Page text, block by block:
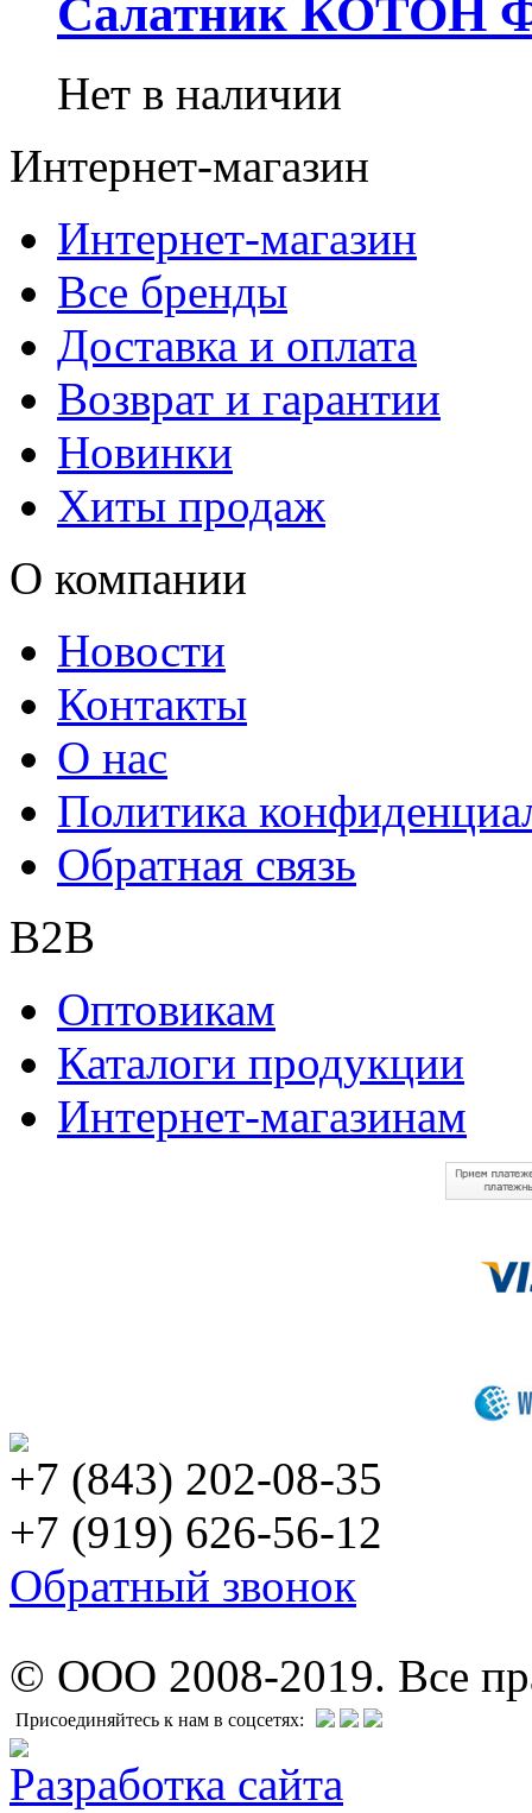
Салатник КОТОН
Нет в наличии
Интернет-магазин
Интернет-магазин
Все бренды
Доставка и оплата
Возврат и гарантии
Новинки
Хиты продаж
О компании
Новости
Контакты
О нас
Политика
Обратная связь
B2B
Оптовикам
Каталоги продукции
Интернет-магазинам
+7 (843) 202-08-35
+7 (919) 626-56-12
Обратный звонок
© ООО 2008-2019. Все
Присоединяйтесь к нам в соцсетях:
Разработка сайта